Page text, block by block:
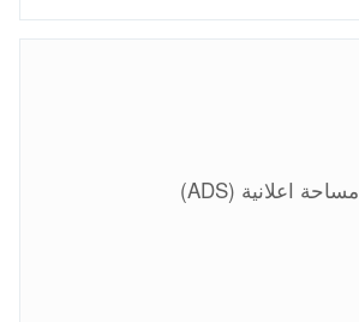
مساحة اعلانية (ADS)